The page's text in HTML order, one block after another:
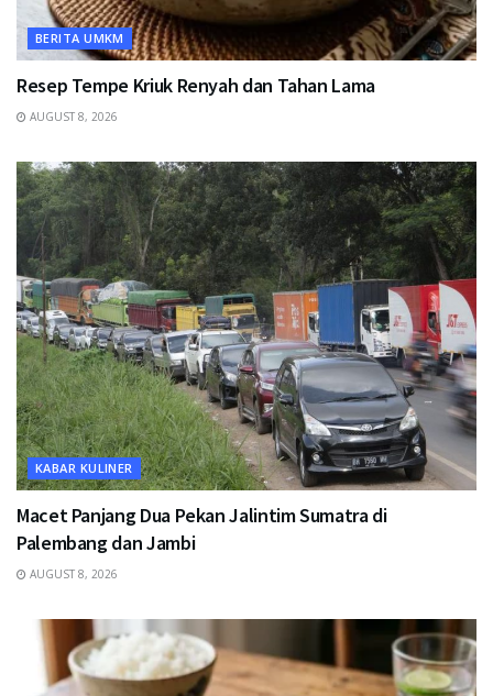
BERITA UMKM
Resep Tempe Kriuk Renyah dan Tahan Lama
AUGUST 8, 2026
KABAR KULINER
Macet Panjang Dua Pekan Jalintim Sumatra di
Palembang dan Jambi
AUGUST 8, 2026